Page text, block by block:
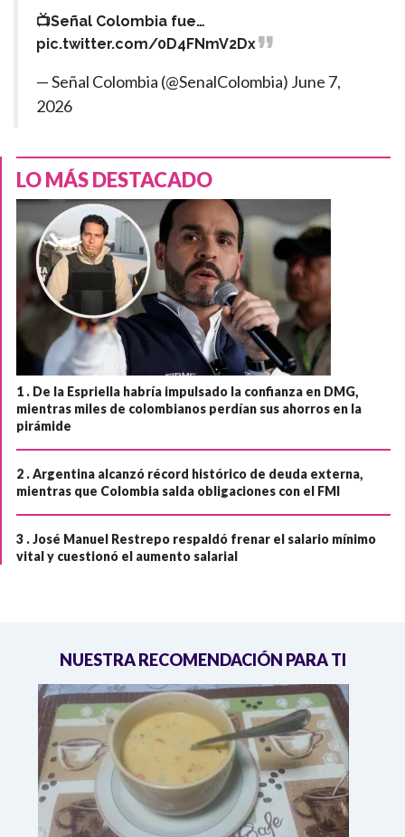
📺Señal Colombia fue…
pic.twitter.com/0D4FNmV2Dx
— Señal Colombia (@SenalColombia) June 7,
2026
LO MÁS DESTACADO
1 . De la Espriella habría impulsado la confianza en DMG,
mientras miles de colombianos perdían sus ahorros en la
pirámide
2 .Argentina alcanzó récord histórico de deuda externa,
mientras que Colombia salda obligaciones con el FMI
3 .José Manuel Restrepo respaldó frenar el salario mínimo
vital y cuestionó el aumento salarial
NUESTRA RECOMENDACIÓN PARA TI